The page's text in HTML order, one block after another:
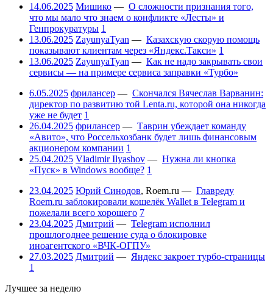
14.06.2025 Мишико — О сложности признания того,
что мы мало что знаем о конфликте «Лесты» и
Генпрокуратуры 1
13.06.2025 ZayunyaTyan — Казахскую скорую помощь
показывают клиентам через «Яндекс.Такси» 1
13.06.2025 ZayunyaTyan — Как не надо закрывать свои
сервисы — на примере сервиса заправки «Турбо»
6.05.2025 фрилансер — Скончался Вячеслав Варванин:
директор по развитию той Lenta.ru, которой она никогда
уже не будет 1
26.04.2025 фрилансер — Таврин убеждает команду
«Авито», что Россельхозбанк будет лишь финансовым
акционером компании 1
25.04.2025 Vladimir Ilyashov — Нужна ли кнопка
«Пуск» в Windows вообще? 1
23.04.2025 Юрий Синодов, Roem.ru — Главреду
Roem.ru заблокировали кошелёк Wallet в Telegram и
пожелали всего хорошего 7
23.04.2025 Дмитрий — Telegram исполнил
прошлогоднее решение суда о блокировке
иноагентского «ВЧК-ОГПУ»
27.03.2025 Дмитрий — Яндекс закроет турбо-страницы
1
Лучшее за неделю